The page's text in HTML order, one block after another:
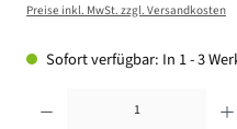
Preise inkl. MwSt. zzgl. Versandkosten
Sofort verfügbar: In 1 - 3